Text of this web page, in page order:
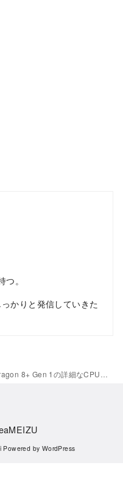
。
かりと発信していきた
8+ Gen 1の詳細なCPUの動作周波数が判明
Powered by WordPress